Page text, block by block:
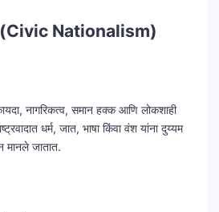
(Civic Nationalism)
नागरिकत्व, समान हक्क आणि लोकशाही
धर्म, जात, भाषा किंवा वंश यांना दुय्यम
मानले जातात.